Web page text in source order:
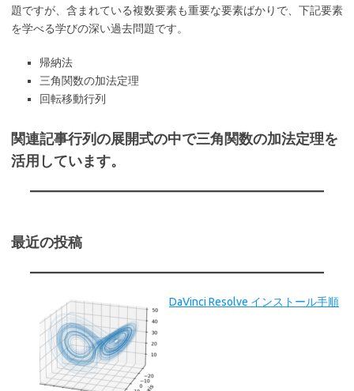
題ですが、含まれている複数要素も重要な要素ばかりで、下記要素
を学べる学びの深い過去問題です。
帰納法
三角関数の加法定理
回転移動行列
関連記事行列の展開式の中で三角関数の加法定理を
活用しています。
最近の投稿
DaVinci Resolve インストール手順